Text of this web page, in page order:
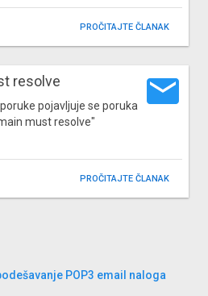
PROČITAJTE ČLANAK
email
resolve
pojavljuje se poruka
must resolve"
PROČITAJTE ČLANAK
POP3 email naloga